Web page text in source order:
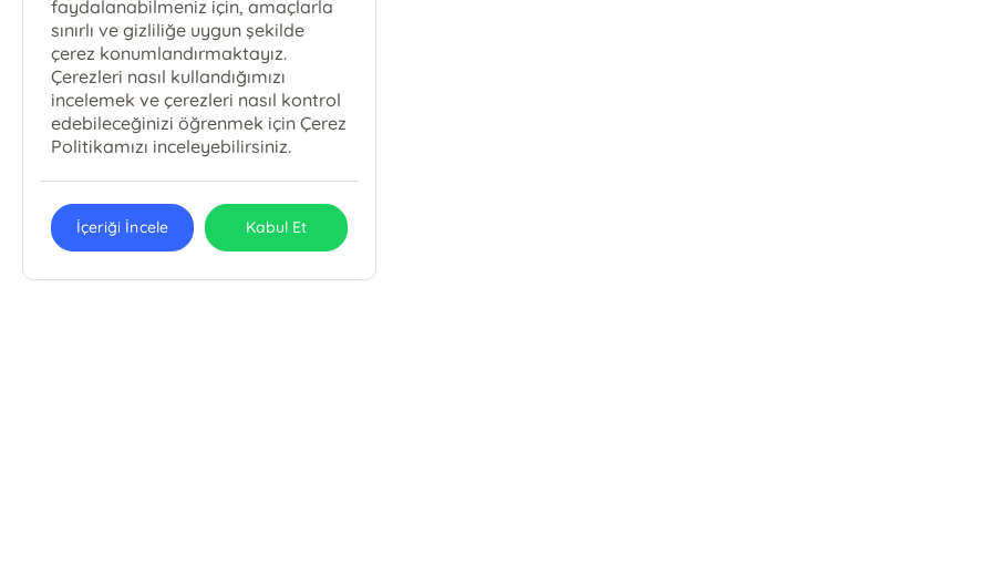
faydalanabilmeniz için, amaçlarla
sınırlı ve gizliliğe uygun şekilde
çerez konumlandırmaktayız.
Çerezleri nasıl kullandığımızı
incelemek ve çerezleri nasıl kontrol
edebileceğinizi öğrenmek için Çerez
Politikamızı inceleyebilirsiniz.
İçeriği İncele Kabul Et